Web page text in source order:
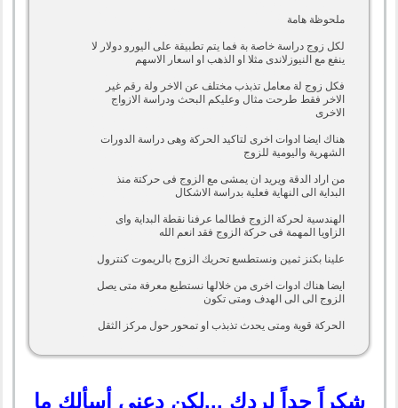
ملحوظة هامة
لكل زوج دراسة خاصة بة فما يتم تطبيقة على اليورو دولار لا
ينفع مع النيوزلاندى مثلا او الذهب او اسعار الاسهم
فكل زوج لة معامل تذبذب مختلف عن الاخر ولة رقم غير
الاخر فقط طرحت مثال وعليكم البحث ودراسة الازواج
الاخرى
هناك ايضا ادوات اخرى لتاكيد الحركة وهى دراسة الدورات
الشهرية واليومية للزوج
من اراد الدقة ويريد ان يمشى مع الزوج فى حركتة منذ
البداية الى النهاية فعلية بدراسة الاشكال
الهندسية لحركة الزوج فطالما عرفنا نقطة البداية واى
الزاويا المهمة فى حركة الزوج فقد انعم الله
علينا بكنز ثمين ونستطسع تحريك الزوج بالريموت كنترول
ايضا هناك ادوات اخرى من خلالها نستطيع معرفة متى يصل
الزوج الى الى الهدف ومتى تكون
الحركة قوية ومتى يحدث تذبذب او تمحور حول مركز الثقل
شكراً جداً لردك ...لكن دعني أسألك ما